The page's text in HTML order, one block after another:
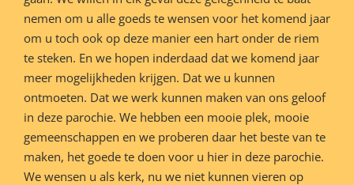
nemen om u alle goeds te wensen voor het komend jaar
om u toch ook op deze manier een hart onder de riem
te steken. En we hopen inderdaad dat we komend jaar
meer mogelijkheden krijgen. Dat we u kunnen
ontmoeten. Dat we werk kunnen maken van ons geloof
in deze parochie. We hebben een mooie plek, mooie
gemeenschappen en we proberen daar het beste van te
maken, het goede te doen voor u hier in deze parochie.
We wensen u als kerk, nu we niet kunnen vieren op